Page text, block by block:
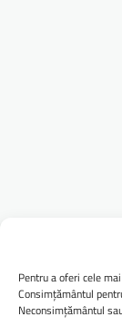
Pentru a oferi cele
Consimțământul
Neconsimțământul